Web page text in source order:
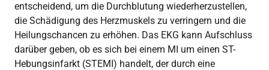
entscheidend, um die Durchblutung wiederherzustellen,
die Schädigung des Herzmuskels zu verringern und die
Heilungschancen zu erhöhen. Das EKG kann Aufschluss
darüber geben, ob es sich bei einem MI um einen ST-
Hebungsinfarkt (STEMI) handelt, der durch eine